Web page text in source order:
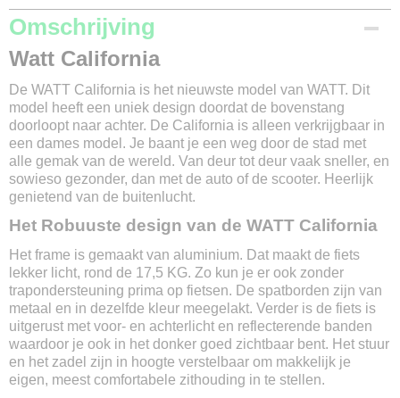
Merk
Watt
Model
Modeljaar
2022
Framemaat
54 cm
Kleur
Parel wit
Versnellingen
2
Materiaal
Aluminium
Aandrijving
Ketting
Max. snelheid
25 km/u
Gewicht
17,5 kg
Omschrijving
Watt California
De WATT California is het nieuwste model van WATT. Dit
model heeft een uniek design doordat de bovenstang
doorloopt naar achter. De California is alleen verkrijgbaar in
een dames model. Je baant je een weg door de stad met
alle gemak van de wereld. Van deur tot deur vaak sneller, en
sowieso gezonder, dan met de auto of de scooter. Heerlijk
genietend van de buitenlucht.
Het Robuuste design van de WATT California
Het frame is gemaakt van aluminium. Dat maakt de fiets
lekker licht, rond de 17,5 KG. Zo kun je er ook zonder
trapondersteuning prima op fietsen. De spatborden zijn van
metaal en in dezelfde kleur meegelakt. Verder is de fiets is
uitgerust met voor- en achterlicht en reflecterende banden
waardoor je ook in het donker goed zichtbaar bent. Het stuur
en het zadel zijn in hoogte verstelbaar om makkelijk je
eigen, meest comfortabele zithouding in te stellen.